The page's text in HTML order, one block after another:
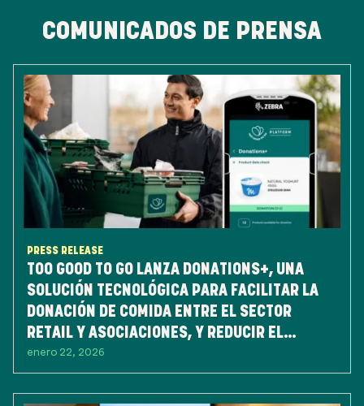
COMUNICADOS DE PRENSA
PRESS RELEASE
TOO GOOD TO GO LANZA DONATIONS+, UNA
SOLUCIÓN TECNOLÓGICA PARA FACILITAR LA
DONACIÓN DE COMIDA ENTRE EL SECTOR
RETAIL Y ASOCIACIONES, Y REDUCIR EL
DESPERDICIO DE ALIMENTOS
enero 22, 2026